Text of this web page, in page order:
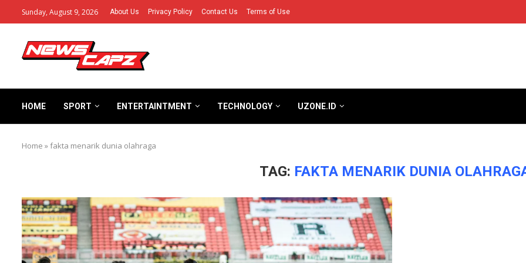
Sunday, August 9, 2026 About Us Privacy Policy Contact Us Terms of Use
HOME SPORT ENTERTAINTMENT TECHNOLOGY UZONE.ID
Home »fakta menarik dunia olahraga
TAG: FAKTA MENARIK DUNIA